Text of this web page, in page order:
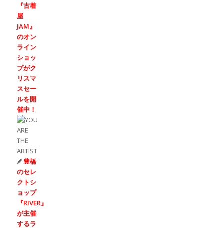
『古着
屋
JAM』
のオン
ライン
ショッ
プがク
リスマ
スセー
ルを開
催中！
豊橋
のセレ
クトシ
ョップ
『RIVER』
が主催
するラ